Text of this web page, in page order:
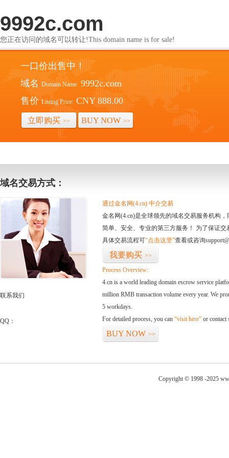
9992c.com
您正在访问的域名可以转让!This domain name is for sale!
一口价出售中！
域名 Domain Name: 9992c.com
售价 Listing Price: CNY 888.00
立即购买 >> BUY NOW >>
域名交易方式：
联系我们
QQ：
通过金名网(4.cn) 中介交易
金名网(4.cn)是全球领先的域名交易服务机构
简单、安全、专业的第三方服务！ 为了保证
具体交易流程可“点击这里”查看或咨询
我要购买 >>
Process Overview:
4.cn is a world leading domain escrow service
million RMB transaction volume every year. We
5 workdays.
For detailed process, you can “visit here” or contact
BUY NOW >>
Copyright © 1998 -2025